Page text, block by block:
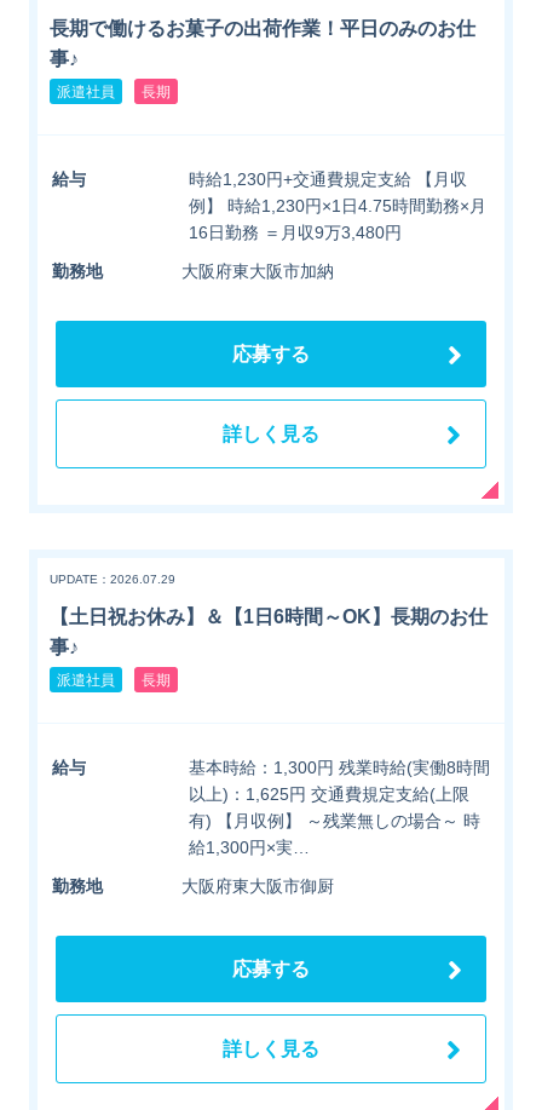
長期で働けるお菓子の出荷作業！平日のみのお仕
事♪
派遣社員 長期
給与
時給1,230円+交通費規定支給 【月収
例】 時給1,230円×1日4.75時間勤務×月
16日勤務 ＝月収9万3,480円
勤務地
大阪府東大阪市加納
応募する
詳しく見る
UPDATE：2026.07.29
【土日祝お休み】＆【1日6時間～OK】長期のお仕
事♪
派遣社員 長期
給与
基本時給：1,300円 残業時給(実働8時間
以上)：1,625円 交通費規定支給(上限
有) 【月収例】 ～残業無しの場合～ 時
給1,300円×実…
勤務地
大阪府東大阪市御厨
応募する
詳しく見る